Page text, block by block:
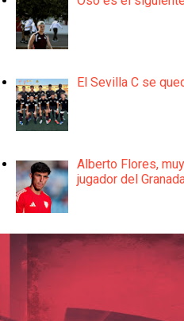
El Sevilla C se
Alberto Flores,
jugador del